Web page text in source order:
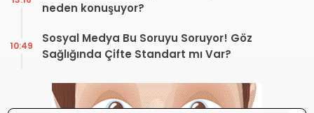
neden konuşuyor?
Sosyal Medya Bu Soruyu Soruyor! Göz
Sağlığında Çifte Standart mı Var?
10:49